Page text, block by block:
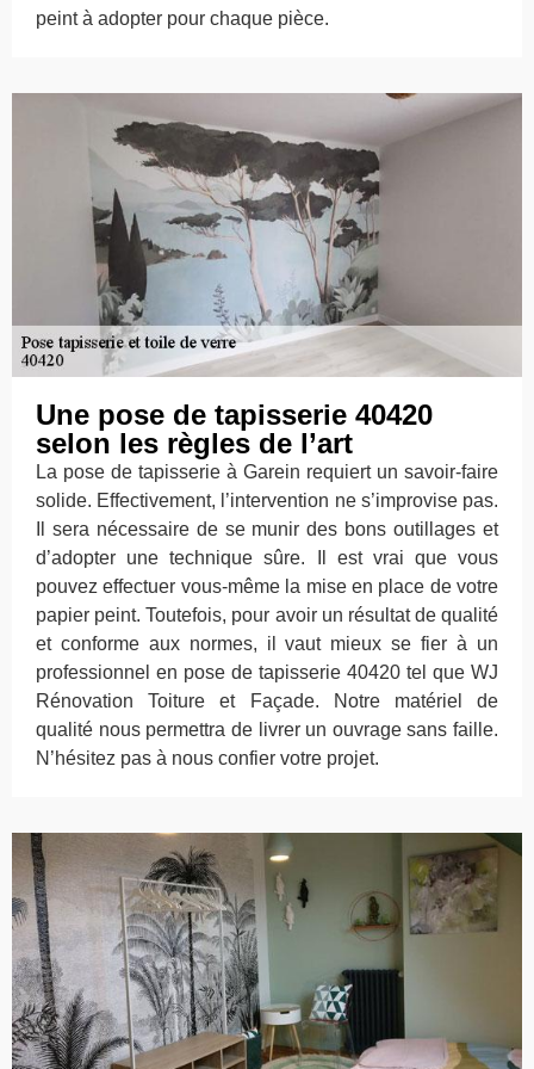
peint à adopter pour chaque pièce.
Une pose de tapisserie 40420
selon les règles de l’art
La pose de tapisserie à Garein requiert un savoir-faire
solide. Effectivement, l’intervention ne s’improvise pas.
Il sera nécessaire de se munir des bons outillages et
d’adopter une technique sûre. Il est vrai que vous
pouvez effectuer vous-même la mise en place de votre
papier peint. Toutefois, pour avoir un résultat de qualité
et conforme aux normes, il vaut mieux se fier à un
professionnel en pose de tapisserie 40420 tel que WJ
Rénovation Toiture et Façade. Notre matériel de
qualité nous permettra de livrer un ouvrage sans faille.
N’hésitez pas à nous confier votre projet.